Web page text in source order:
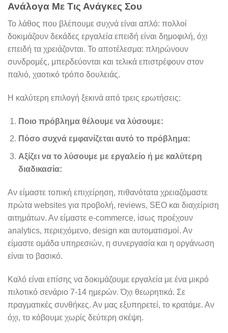
Ανάλογα Με Τις Ανάγκες Σου
Το λάθος που βλέπουμε συχνά είναι απλό: πολλοί
δοκιμάζουν δεκάδες εργαλεία επειδή είναι δημοφιλή, όχι
επειδή τα χρειάζονται. Το αποτέλεσμα: πληρώνουν
συνδρομές, μπερδεύονται και τελικά επιστρέφουν στον
παλιό, χαοτικό τρόπο δουλειάς.
Η καλύτερη επιλογή ξεκινά από τρεις ερωτήσεις:
Ποιο πρόβλημα θέλουμε να λύσουμε:
Πόσο συχνά εμφανίζεται αυτό το πρόβλημα:
Αξίζει να το λύσουμε με εργαλείο ή με καλύτερη
διαδικασία:
Αν είμαστε τοπική επιχείρηση, πιθανότατα χρειαζόμαστε
πρώτα websites για προβολή, reviews, SEO και διαχείριση
αιτημάτων. Αν είμαστε e-commerce, ίσως προέχουν
analytics, περιεχόμενο, design και αυτοματισμοί. Αν
είμαστε ομάδα υπηρεσιών, η συνεργασία και η οργάνωση
είναι το βασικό.
Καλό είναι επίσης να δοκιμάζουμε εργαλεία με ένα μικρό
πιλοτικό σενάριο 7-14 ημερών. Όχι θεωρητικά. Σε
πραγματικές συνθήκες. Αν μας εξυπηρετεί, το κρατάμε. Αν
όχι, το κόβουμε χωρίς δεύτερη σκέψη.